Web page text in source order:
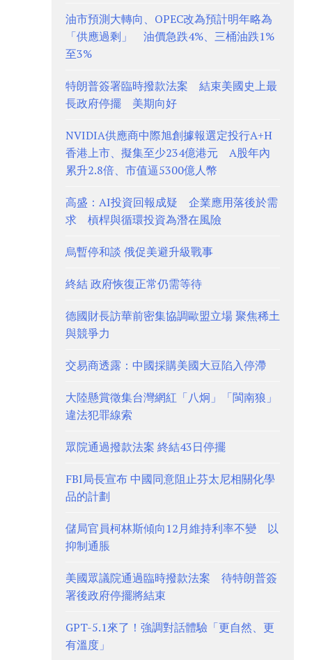
油市預測大轉向、OPEC改為預計明年略為
「供應過剩」 油價急跌4%、三桶油跌1%
至3%
特朗普簽署臨時撥款法案 結束美國史上最
長政府停擺 美期向好
NVIDIA供應商中際旭創據報選定投行A+H
香港上市、擬集至少234億港元 A股年內
累升2.8倍、市值逼5300億人幣
高盛：AI投資回報成疑 企業應用落後於需
求 槓桿與循環投資為潛在風險
烏暫停和談 俄促美避升級戰事
終結 政府恢復正常仍需等待
德國財長訪華前密集協調歐盟立場 聚焦稀土
與競爭力
交易商透露：中國採購美國大豆陷入停滯
大陸懸賞徵集台灣網紅「八炯」「閩南狼」
違法犯罪線索
眾院通過撥款法案 終結43日停擺
FBI局長宣布 中國同意阻止芬太尼相關化學
品的計劃
儲局官員柯林斯傾向12月維持利率不變 以
抑制通脹
美國眾議院通過臨時撥款法案 待特朗普簽
署後政府停擺將結束
GPT-5.1來了！強調對話體驗「更自然、更
有溫度」